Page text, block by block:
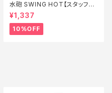
水砲 SWING HOT【スタッフ永
徳夏のチニングオススメルアー】
¥1,337
10%OFF